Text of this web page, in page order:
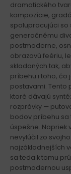
dramatického
kompozície,
spolupracujúci so
generačnému
postmoderne,
obrazovú feériu,
skladaných tak,
príbehu i toho, čo
postavami. Tento
ktoré dávajú
rozprávky —
bodov príbehu sa
úspešne. Napriek
nevylúčil zo
najzákladnejších
sa teda k tomu
postmodernou